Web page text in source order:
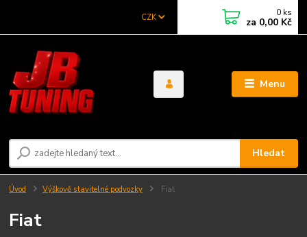
Menu
CZK
Hledat
0 ks
za 0,00 Kč
Úvod Výškově stavitelné podvozky Fiat
Fiat